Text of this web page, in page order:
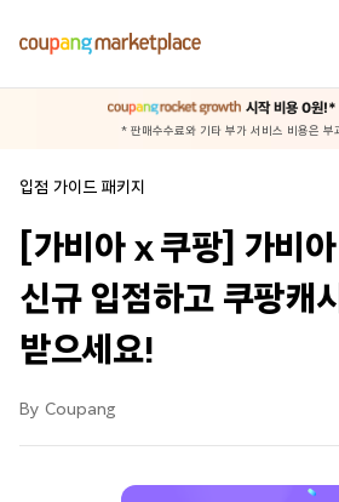
시작 비용 0원!*
* 판매수수료와 기타 부가 서비스 비용은 부
입점 가이드 패키지
[가비아 x 쿠팡] 가비
신규 입점하고 쿠팡캐
받으세요!
By Coupang